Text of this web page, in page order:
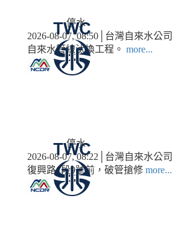
停水
2026-08-07, 08:50│台灣自來水公司
自來水管線汰換工程。 more...
停水
2026-08-07, 08:22│台灣自來水公司
復興路1段9號前，破管搶修 more...